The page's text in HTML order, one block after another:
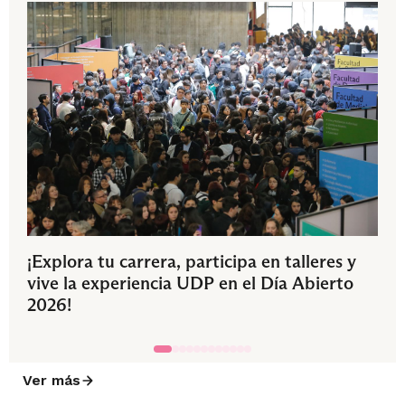
¡Explora tu carrera, participa en talleres y
vive la experiencia UDP en el Día Abierto
2026!
Ver más